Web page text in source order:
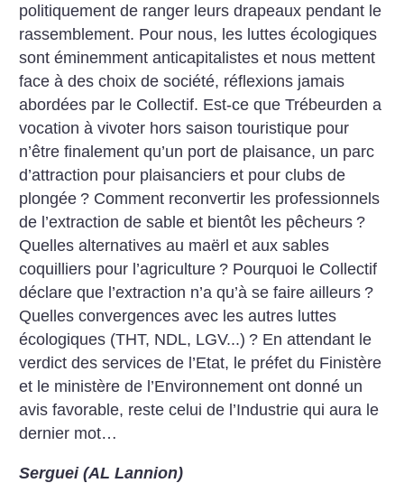
politiquement de ranger leurs drapeaux pendant le
rassemblement. Pour nous, les luttes écologiques
sont éminemment anticapitalistes et nous mettent
face à des choix de société, réflexions jamais
abordées par le Collectif. Est-ce que Trébeurden a
vocation à vivoter hors saison touristique pour
n’être finalement qu’un port de plaisance, un parc
d’attraction pour plaisanciers et pour clubs de
plongée ? Comment reconvertir les professionnels
de l’extraction de sable et bientôt les pêcheurs ?
Quelles alternatives au maërl et aux sables
coquilliers pour l’agriculture ? Pourquoi le Collectif
déclare que l’extraction n’a qu’à se faire ailleurs ?
Quelles convergences avec les autres luttes
écologiques (THT, NDL, LGV...) ? En attendant le
verdict des services de l’Etat, le préfet du Finistère
et le ministère de l’Environnement ont donné un
avis favorable, reste celui de l’Industrie qui aura le
dernier mot…
Serguei (AL Lannion)